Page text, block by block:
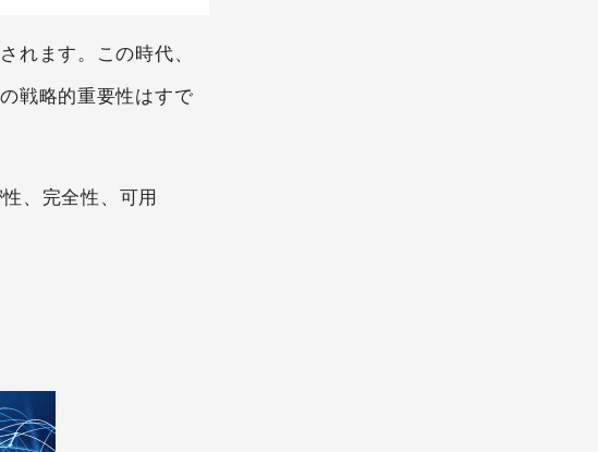
れます。この時代、
戦略的重要性はすで
、完全性、可用